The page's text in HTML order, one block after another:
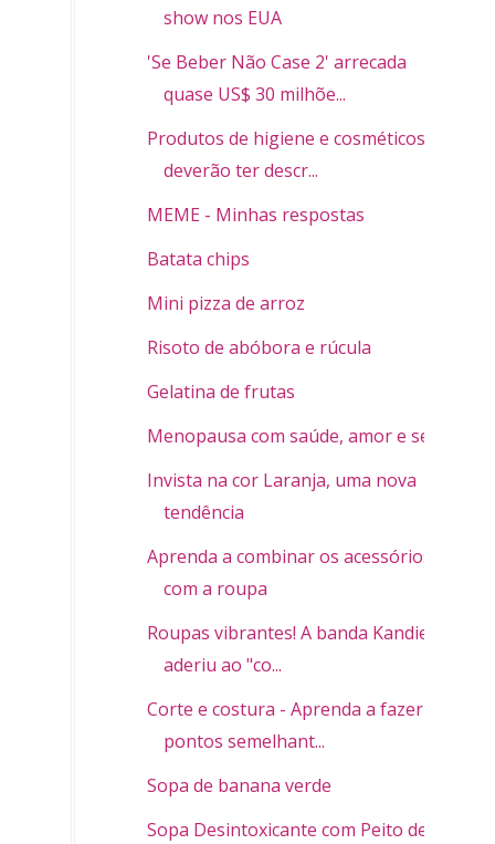
show nos EUA
'Se Beber Não Case 2' arrecada
quase US$ 30 milhõe...
Produtos de higiene e cosméticos
deverão ter descr...
MEME - Minhas respostas
Batata chips
Mini pizza de arroz
Risoto de abóbora e rúcula
Gelatina de frutas
Menopausa com saúde, amor e sexo
Invista na cor Laranja, uma nova
tendência
Aprenda a combinar os acessórios
com a roupa
Roupas vibrantes! A banda Kandies já
aderiu ao "co...
Corte e costura - Aprenda a fazer
pontos semelhant...
Sopa de banana verde
Sopa Desintoxicante com Peito de